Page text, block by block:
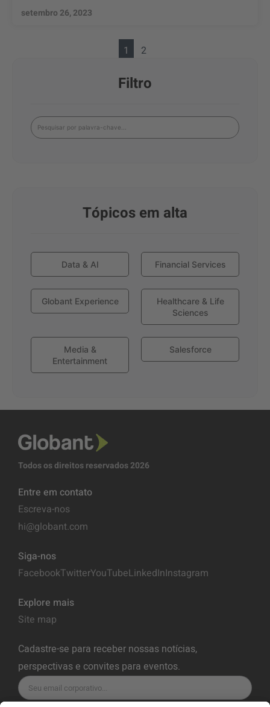
setembro 26, 2023
1 2
Filtro
Tópicos em alta
Data & AI Financial Services
Globant Experience
Healthcare & Life
Sciences
Media &
Entertainment
Salesforce
Todos os direitos reservados 2026
Entre em contato
Escreva-nos
hi@globant.com
Siga-nos
FacebookTwitterYouTubeLinkedInInstagram
Explore mais
Site map
Cadastre-se para receber nossas notícias,
perspectivas e convites para eventos.